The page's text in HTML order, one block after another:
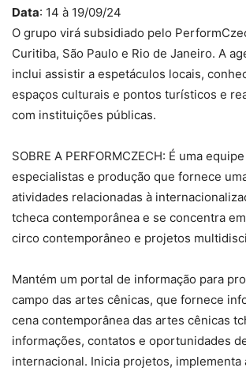
Data: 14 à 19/09/24
O grupo virá subsidiado pelo
Curitiba, São Paulo e Rio de Janeiro. A
inclui assistir a espetáculos locais,
espaços culturais e pontos turísticos e
com instituições públicas.
SOBRE A PERFORMCZECH: É uma
especialistas e produção que fornece
atividades relacionadas à
tcheca contemporânea e se concentra
circo contemporâneo e projetos
Mantém um portal de informação para
campo das artes cênicas, que fornece
cena contemporânea das artes cênicas
informações, contatos e oportunidades
internacional. Inicia projetos, implementa